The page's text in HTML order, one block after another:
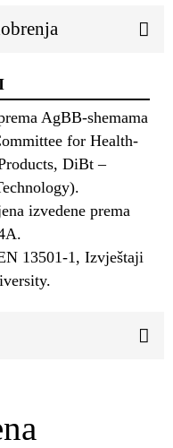
AgBB-shemama
for Health-
DiBt –
izvedene prema
13501-1, Izvještaji